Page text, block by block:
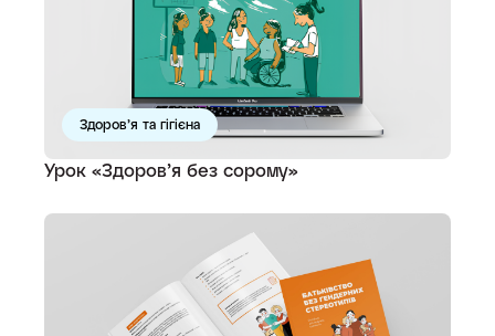
Здоров’я та гігієна
Урок «Здоровʼя без сорому»